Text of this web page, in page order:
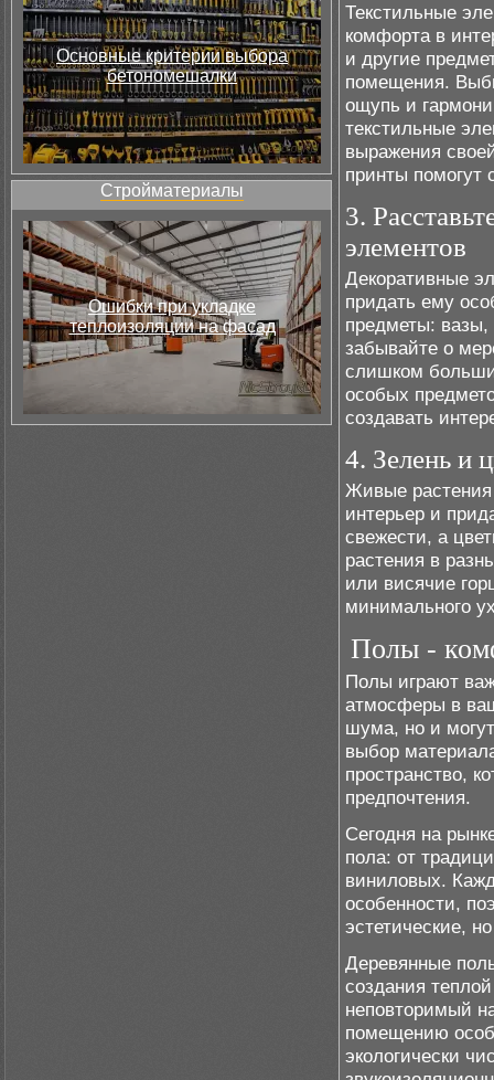
Основные критерии выбора
бетономешалки
Стройматериалы
Ошибки при укладке
теплоизоляции на фасад
Текстильные
комфорта в
и другие
помещения.
ощупь и
текстильные
выражения
принты помогут
3.
элементов
Декоративные
придать ему
предметы:
забывайте о
слишком
особых
создавать
4. Зелень и
Живые растения
интерьер и
свежести, а
растения в
или висячие
минимального
Полы -
Полы играют
атмосферы в
шума, но и
выбор
пространство,
предпочтения.
Сегодня на
пола: от
виниловых.
особенности,
эстетические,
Деревянные
создания
неповторимый
помещению
экологически